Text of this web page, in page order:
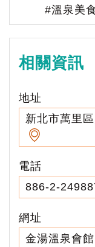
#溫泉美
相關資訊
地址
新北市萬里
電話
886-2-
網址
金湯溫泉會館